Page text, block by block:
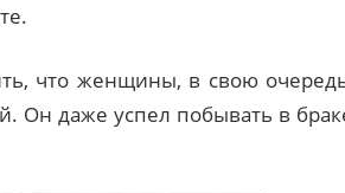
что женщины, в свою
Он даже успел побывать в